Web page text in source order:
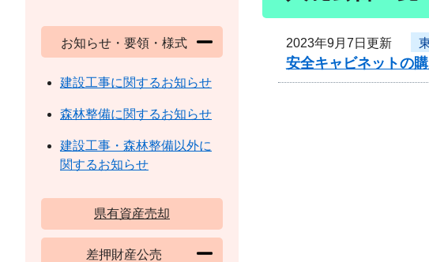
2023年9月7日更新
安全キャビネットの
お知らせ・要領・様式
建設工事に関するお知らせ
森林整備に関するお知らせ
建設工事・森林整備以外に
関するお知らせ
県有資産売却
差押財産公売